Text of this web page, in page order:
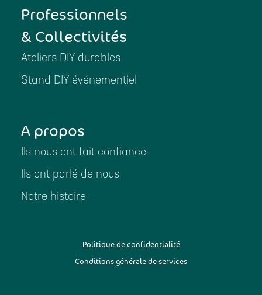
Professionnels
& Collectivités
Ateliers DIY durables
Stand DIY événementiel
A propos
Ils nous ont fait confiance
Ils ont parlé de nous
Notre histoire
Politique de confidentialité
Conditions générale de services